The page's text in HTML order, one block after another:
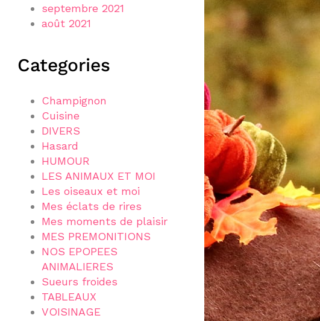
septembre 2021
août 2021
Categories
Champignon
Cuisine
DIVERS
Hasard
HUMOUR
LES ANIMAUX ET MOI
Les oiseaux et moi
Mes éclats de rires
Mes moments de plaisir
MES PREMONITIONS
NOS EPOPEES
ANIMALIERES
Sueurs froides
TABLEAUX
VOISINAGE